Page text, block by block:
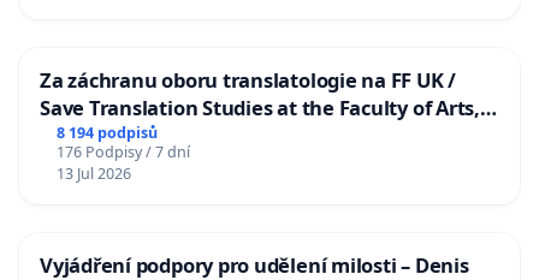
Za záchranu oboru translatologie na FF UK /
Save Translation Studies at the Faculty of Arts,
Charles University
8 194 podpisů
176 Podpisy / 7 dní
13 Jul 2026
Vyjádření podpory pro udělení milosti – Denis